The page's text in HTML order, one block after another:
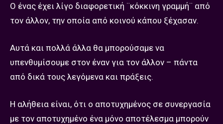
Ο ένας έχει λίγο διαφορετική ¨κόκκινη γραμμή¨ από
τον άλλον, την οποία από κοινού κάπου ξέχασαν.
Αυτά και πολλά άλλα θα μπορούσαμε να
υπενθυμίσουμε στον έναν για τον άλλον – πάντα
από δικά τους λεγόμενα και πράξεις.
Η αλήθεια είναι, ότι ο αποτυχημένος σε συνεργασία
με τον αποτυχημένο ένα μόνο αποτέλεσμα μπορούν